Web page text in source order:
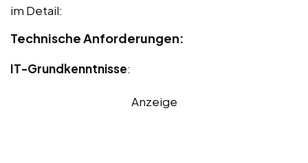
im Detail:
Technische Anforderungen:
IT-Grundkenntnisse:
Anzeige